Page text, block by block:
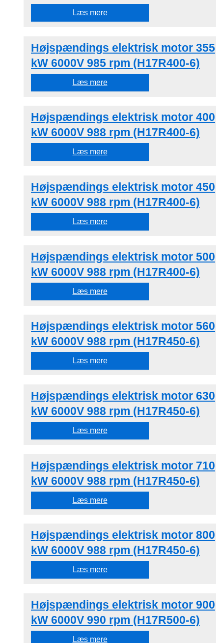
Læs mere
Højspændings elektrisk motor 355
kW 6000V 985 rpm (H17R400-6)
Læs mere
Højspændings elektrisk motor 400
kW 6000V 988 rpm (H17R400-6)
Læs mere
Højspændings elektrisk motor 450
kW 6000V 988 rpm (H17R400-6)
Læs mere
Højspændings elektrisk motor 500
kW 6000V 988 rpm (H17R400-6)
Læs mere
Højspændings elektrisk motor 560
kW 6000V 988 rpm (H17R450-6)
Læs mere
Højspændings elektrisk motor 630
kW 6000V 988 rpm (H17R450-6)
Læs mere
Højspændings elektrisk motor 710
kW 6000V 988 rpm (H17R450-6)
Læs mere
Højspændings elektrisk motor 800
kW 6000V 988 rpm (H17R450-6)
Læs mere
Højspændings elektrisk motor 900
kW 6000V 990 rpm (H17R500-6)
Læs mere